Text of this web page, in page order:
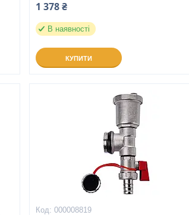
1 378 ₴
В наявності
КУПИТИ
000008819